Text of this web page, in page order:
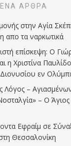
ΆΡΘΡΑ
στην Αγία
απο τα ναρκωτικά
επίσκεψη: Ο
η Χριστίνα
εν
Λόγος –
– Ο Άγιος
Εφραίμ σε
Θεσσαλονίκη